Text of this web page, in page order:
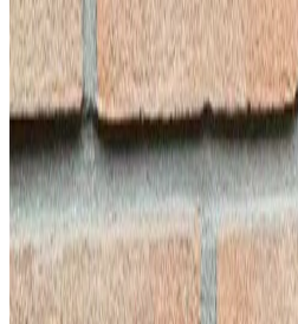
Scheuren repareren
Gescheurd metselwerk
Soorten voegen
Hulp bij het kiezen van de
Monumenten zorg
Authentiek herstel van